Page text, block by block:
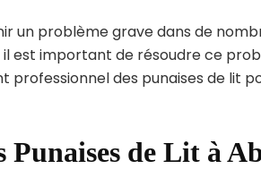
un problème grave dans de
il est important de résoudre ce
des punaises de lit
Punaises de Lit à